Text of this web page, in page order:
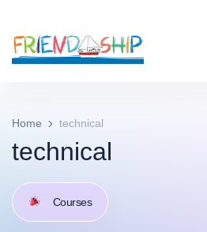
Home technical
technical
Courses